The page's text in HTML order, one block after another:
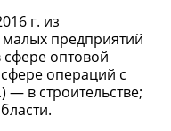
г. из
предприятий
сфере оптовой
операций с
— в строительстве;